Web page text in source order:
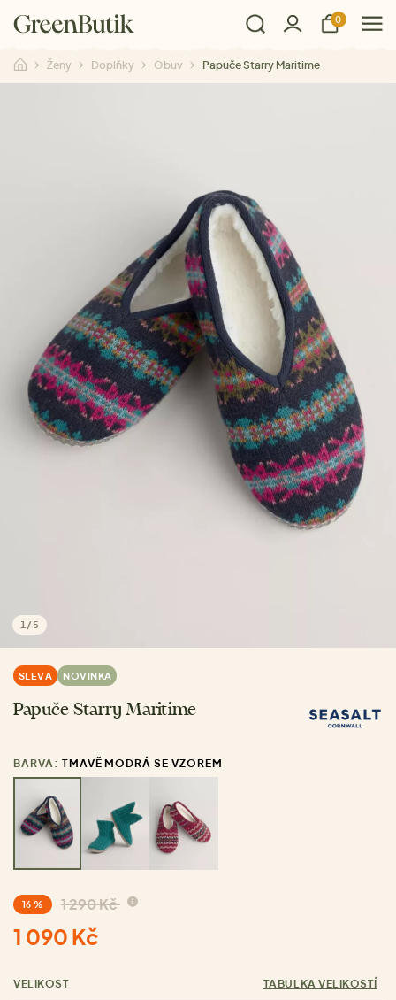
0
Ženy Doplňky Obuv Papuče Starry Maritime
1 /5
SLEVA NOVINKA
Papuče Starry Maritime
BARVA: TMAVĚ MODRÁ SE VZOREM
16 % 1 290 Kč
1 090 Kč
VELIKOST TABULKA VELIKOSTÍ